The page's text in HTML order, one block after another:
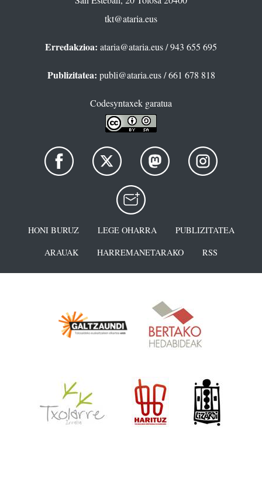
tkt@ataria.eus
Erredakzioa: ataria@ataria.eus/ 943 655 695
Publizitatea: publi@ataria.eus/ 661 678 818
Codesyntaxek garatua
HONI BURUZ LEGE OHARRA
PUBLIZITATEA
ARAUAK
HARREMANETARAKO RSS